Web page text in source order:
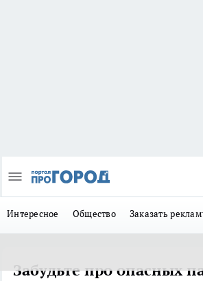
Интересное Общество Заказать
Забудьте про опасных